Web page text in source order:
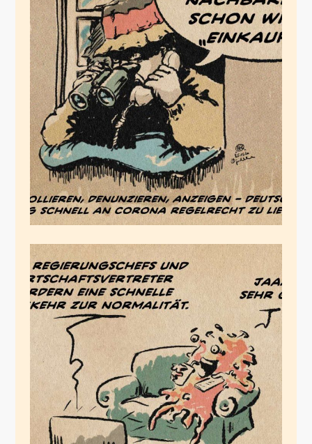
Auf Corona-
Patrouille
März 25, 2020
Normalität
März 25, 2020